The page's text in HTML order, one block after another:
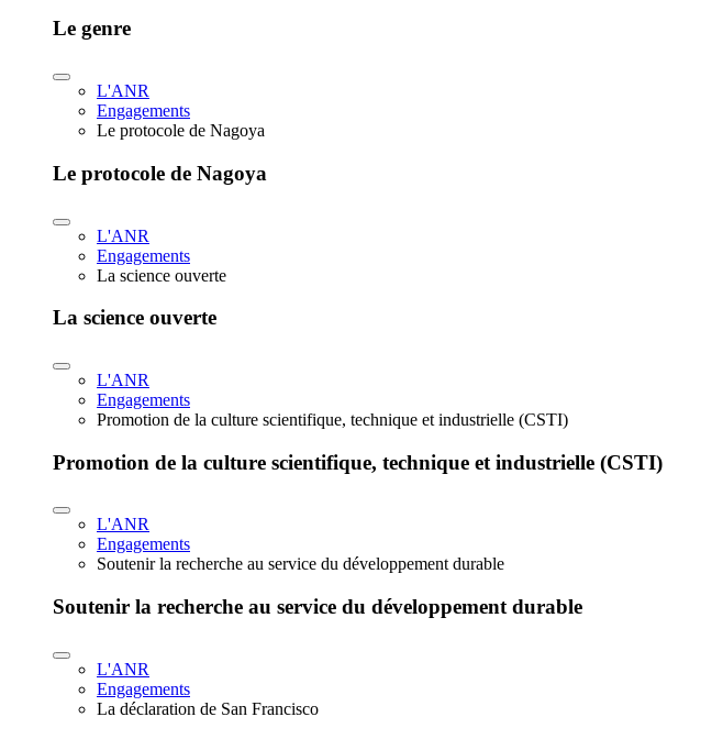
Le genre
L'ANR
Engagements
Le protocole de Nagoya
Le protocole de Nagoya
L'ANR
Engagements
La science ouverte
La science ouverte
L'ANR
Engagements
Promotion de la culture scientifique, technique et industrielle (CSTI)
Promotion de la culture scientifique, technique et industrielle (CSTI)
L'ANR
Engagements
Soutenir la recherche au service du développement durable
Soutenir la recherche au service du développement durable
L'ANR
Engagements
La déclaration de San Francisco